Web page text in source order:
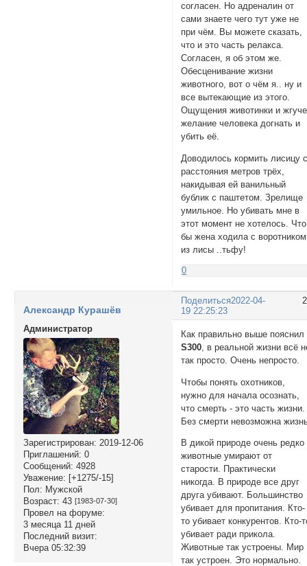
согласен. Но адреналин от
сами знаете чего тут уже не
при чём. Вы можете сказать,
что и это часть релакса.
Согласен, я об этом же.
Обесценивание жизни
животного, вот о чём я.. ну и
все вытекающие из этого.
Ощущения животинки и
желание человека догнать и
убить её.
Доводилось кормить лисицу
расстояния метров трёх,
накидывая ей ванильный
бублик с паштетом. Зрелище
умильное. Но убивать мне в
этот момент не хотелось. Что
бы жена ходила с воротником
из лисы ..тьфу!
0
Поделиться2022-04-
19 22:25:23
Александр Курашёв
Администратор
Зарегистрирован: 2019-12-06
Приглашений: 0
Сообщений: 4928
Уважение: [+1275/-15]
Пол: Мужской
Возраст: 43 [1983-07-30]
Провел на форуме:
3 месяца 11 дней
Последний визит:
Вчера 05:32:39
Как правильно выше пояснил
S300 , в реальной жизни всё
так просто. Очень непросто.
Чтобы понять охотников,
нужно для начала осознать,
что смерть - это часть жизни.
Без смерти невозможна
В дикой природе очень редко
животные умирают от
старости. Практически
никогда. В природе все друг
друга убивают. Большинство
убивает для пропитания. Кто-
то убивает конкурентов. Кто-
убивает ради прикола.
Животные так устроены. Мир
так устроен. Это нормально.